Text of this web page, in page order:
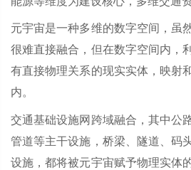
元宇宙是一种多维的数字空间，虽
很难直接融合，但在数字空间内，
有直接物理关系的现实实体，映射
内。
交通基础设施网跨域融合，其中公
管道等主干设施，桥梁、隧道、码
设施，都将被元宇宙赋予物理实体